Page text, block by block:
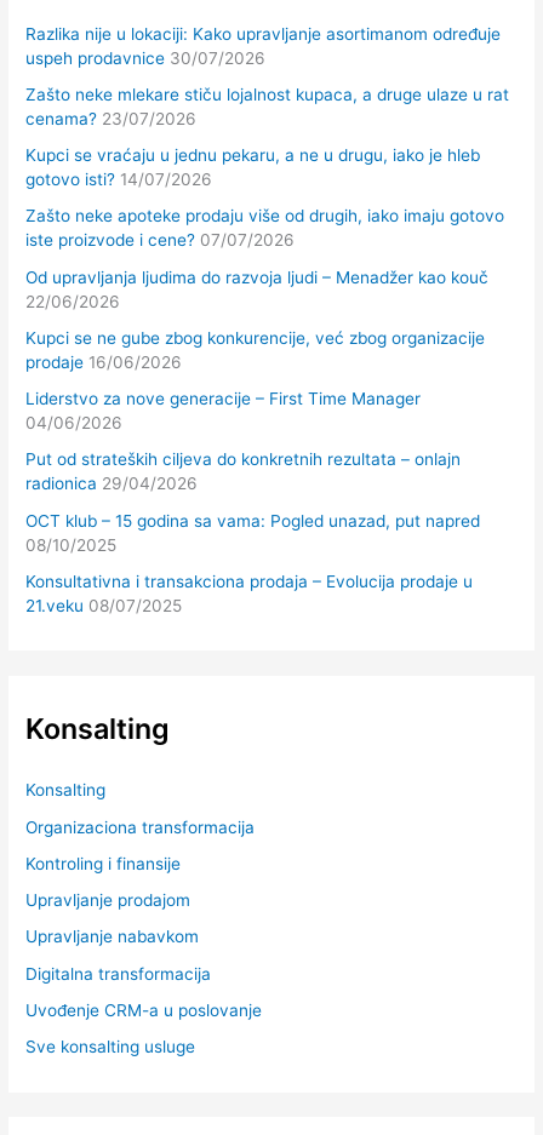
Razlika nije u lokaciji: Kako upravljanje asortimanom određuje
uspeh prodavnice 30/07/2026
Zašto neke mlekare stiču lojalnost kupaca, a druge ulaze u rat
cenama? 23/07/2026
Kupci se vraćaju u jednu pekaru, a ne u drugu, iako je hleb
gotovo isti? 14/07/2026
Zašto neke apoteke prodaju više od drugih, iako imaju gotovo
iste proizvode i cene? 07/07/2026
Od upravljanja ljudima do razvoja ljudi – Menadžer kao kouč
22/06/2026
Kupci se ne gube zbog konkurencije, već zbog organizacije
prodaje 16/06/2026
Liderstvo za nove generacije – First Time Manager
04/06/2026
Put od strateških ciljeva do konkretnih rezultata – onlajn
radionica 29/04/2026
OCT klub – 15 godina sa vama: Pogled unazad, put napred
08/10/2025
Konsultativna i transakciona prodaja – Evolucija prodaje u
21.veku 08/07/2025
Konsalting
Konsalting
Organizaciona transformacija
Kontroling i finansije
Upravljanje prodajom
Upravljanje nabavkom
Digitalna transformacija
Uvođenje CRM-a u poslovanje
Sve konsalting usluge